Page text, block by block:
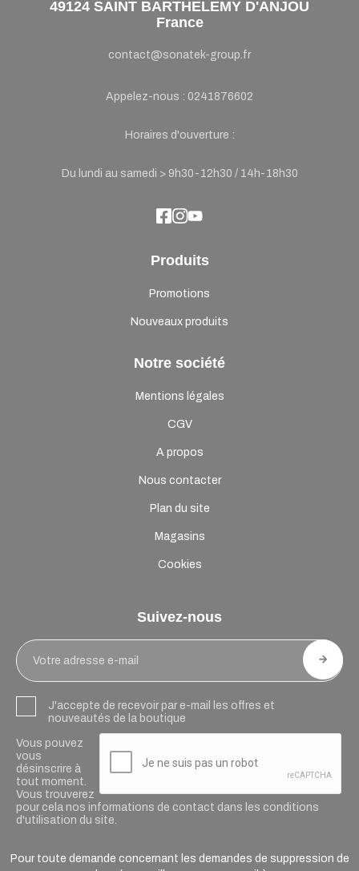
49124 SAINT BARTHELEMY D'ANJOU
France
contact@sonatek-group.fr
Appelez-nous : 0241876602
Horaires d'ouverture :
Du lundi au samedi > 9h30-12h30 / 14h-18h30
Produits
Promotions
Nouveaux produits
Notre société
Mentions légales
CGV
A propos
Nous contacter
Plan du site
Magasins
Cookies
Suivez-nous
J'accepte de recevoir par e-mail les offres et
nouveautés de la boutique
Vous pouvez
vous
désinscrire à
tout moment.
Vous trouverez
pour cela nos informations de contact dans les conditions
d'utilisation du site.
Pour toute demande concernant les demandes de suppression de